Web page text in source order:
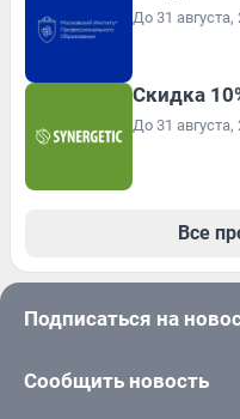
До 31 августа,
Скидка
До 31 августа,
Все
Подписаться на
Сообщить новость